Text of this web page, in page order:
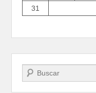
31
Buscar